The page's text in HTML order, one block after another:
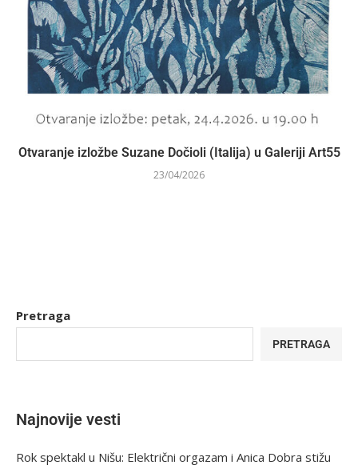
Otvaranje izložbe Suzane Dočioli (Italija) u Galeriji Art55
23/04/2026
Pretraga
PRETRAGA
Najnovije vesti
Rok spektakl u Nišu: Električni orgazam i Anica Dobra stižu